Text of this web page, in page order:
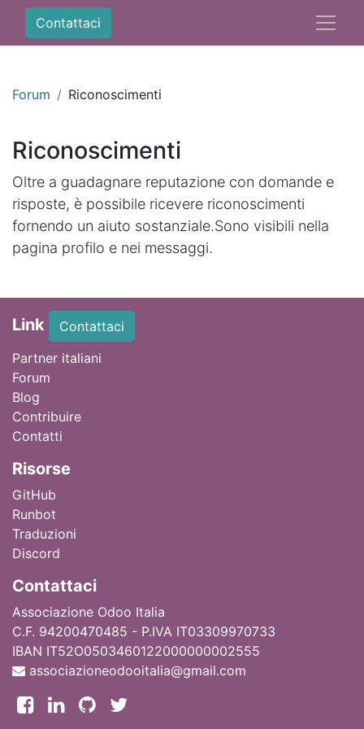
Contattaci
Forum Riconoscimenti
Riconoscimenti
Oltre a guadagnare reputazione con domande e
risposte, è possibile ricevere riconoscimenti
fornendo un aiuto sostanziale.Sono visibili nella
pagina profilo e nei messaggi.
Link
Contattaci
Partner italiani
Forum
Blog
Contribuire
Contatti
Risorse
GitHub
Runbot
Traduzioni
Discord
Contattaci
Associazione Odoo Italia
C.F. 94200470485 - P.IVA IT03309970733
IBAN IT52O0503460122000000002555
associazioneodooitalia@gmail.com